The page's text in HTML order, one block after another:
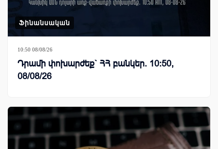
Ֆինանսական
10:50 08/08/26
Դրամի փոխարժեք` ՀՀ բանկեր. 10:50,
08/08/26